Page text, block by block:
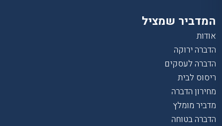
המדביר שמציל
אודות
הדברה ירוקה
הדברה לעסקים
ריסוס לבית
מחירון הדברה
מדביר מומלץ
הדברה בטוחה